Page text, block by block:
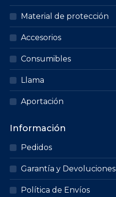
Material de protección
Accesorios
Consumibles
Llama
Aportación
Información
Pedidos
Garantía y Devoluciones
Política de Envíos